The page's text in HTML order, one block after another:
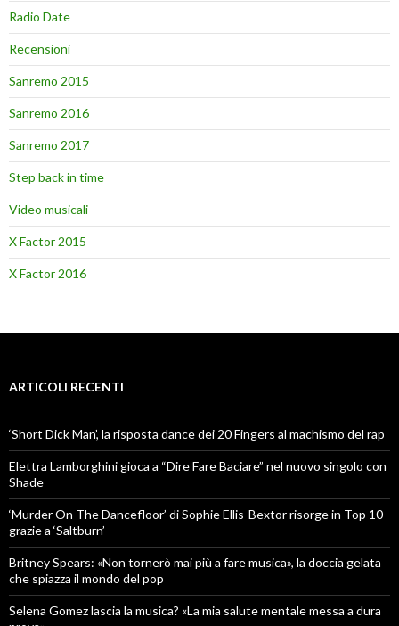
Radio Date
Recensioni
Sanremo 2015
Sanremo 2016
Sanremo 2017
Step back in time
Video musicali
X Factor 2015
X Factor 2016
ARTICOLI RECENTI
‘Short Dick Man’, la risposta dance dei 20 Fingers al machismo del rap
Elettra Lamborghini gioca a “Dire Fare Baciare” nel nuovo singolo con
Shade
‘Murder On The Dancefloor’ di Sophie Ellis-Bextor risorge in Top 10
grazie a ‘Saltburn’
Britney Spears: «Non tornerò mai più a fare musica», la doccia gelata
che spiazza il mondo del pop
Selena Gomez lascia la musica? «La mia salute mentale messa a dura